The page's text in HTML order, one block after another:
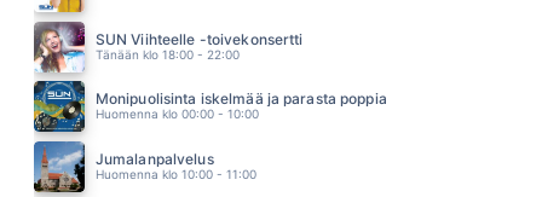
JUHA METSÄPERÄ
04.11
SUN Viihteelle -toivekonsertti
Tänään klo 18:00 - 22:00
Monipuolisinta iskelmää ja parasta poppia
Huomenna klo 00:00 - 10:00
Jumalanpalvelus
Huomenna klo 10:00 - 11:00